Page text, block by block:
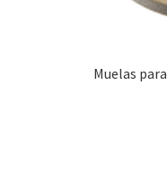
Muelas